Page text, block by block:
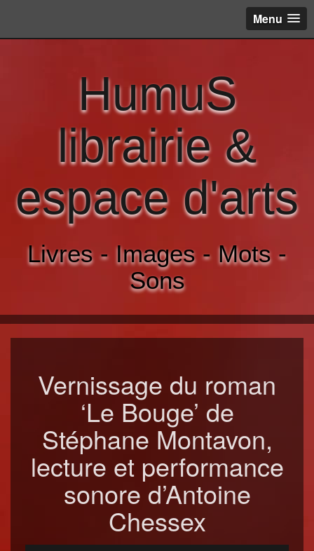
Menu
HumuS
librairie &
espace d'arts
Livres - Images - Mots -
Sons
Vernissage du roman
‘Le Bouge’ de
Stéphane Montavon,
lecture et performance
sonore d’Antoine
Chessex